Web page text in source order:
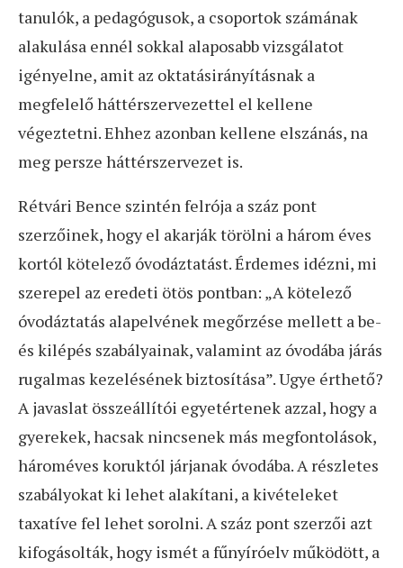
tanulók, a pedagógusok, a csoportok számának
alakulása ennél sokkal alaposabb vizsgálatot
igényelne, amit az oktatásirányításnak a
megfelelő háttérszervezettel el kellene
végeztetni. Ehhez azonban kellene elszánás, na
meg persze háttérszervezet is.
Rétvári Bence szintén felrója a száz pont
szerzőinek, hogy el akarják törölni a három éves
kortól kötelező óvodáztatást. Érdemes idézni, mi
szerepel az eredeti ötös pontban: „A kötelező
óvodáztatás alapelvének megőrzése mellett a be-
és kilépés szabályainak, valamint az óvodába járás
rugalmas kezelésének biztosítása”. Ugye érthető?
A javaslat összeállítói egyetértenek azzal, hogy a
gyerekek, hacsak nincsenek más megfontolások,
hároméves koruktól járjanak óvodába. A részletes
szabályokat ki lehet alakítani, a kivételeket
taxatíve fel lehet sorolni. A száz pont szerzői azt
kifogásolták, hogy ismét a fűnyíróelv működött, a